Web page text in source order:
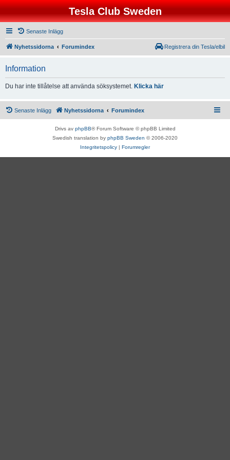
Tesla Club Sweden
Senaste Inlägg
Nyhetssidorna Forumindex Registrera din Tesla/elbil
Information
Du har inte tillåtelse att använda söksystemet. Klicka här
Senaste Inlägg Nyhetssidorna Forumindex
Drivs av phpBB® Forum Software © phpBB Limited
Swedish translation by phpBB Sweden © 2006-2020
Integritetspolicy | Forumregler